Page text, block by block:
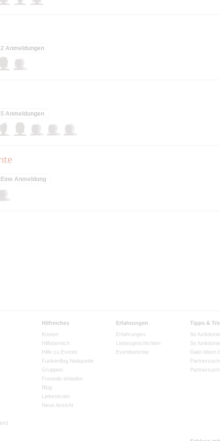
2 Anmeldungen
5 Anmeldungen
Eine Anmeldung
Hilfreiches
Kosten
Hilfebereich
Hilfe zu Events
Funkenflug Netiquette
Gruppen
Freunde einladen
Blog
Liebeskram
Neue Ansicht
Erfahrungen
Erfahrungen
Liebesgeschichten
Eventberichte
Tipps &
So
So
Date-Ideen